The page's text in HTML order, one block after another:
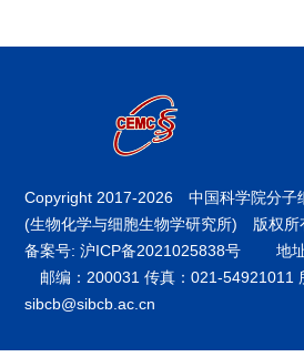
Copyright 2017-2026 中国科学院分子
(生物化学与细胞生物学研究所) 版权所
备案号: 沪ICP备2021025838号
地址
邮编：200031 传真：021-54921011
sibcb@sibcb.ac.cn